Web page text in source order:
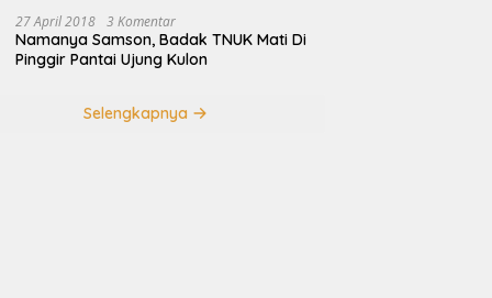
27 April 2018 3 Komentar
Namanya Samson, Badak TNUK Mati Di
Pinggir Pantai Ujung Kulon
Selengkapnya